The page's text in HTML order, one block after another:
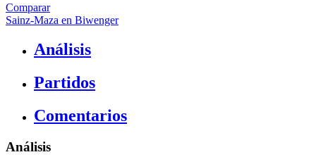
Comparar
Sainz-Maza en Biwenger
Análisis
Partidos
Comentarios
Análisis